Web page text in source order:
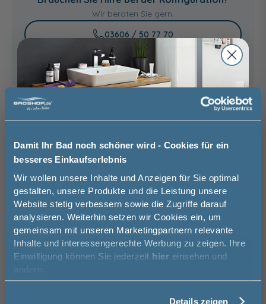
Damit Ihr Bad noch schöner wird - Cookies für ein
besseres Einkaufserlebnis
Wir wollen unsere Inhalte und Anzeigen für Sie optimal
gestalten, unsere Produkte und die Leistung unsere
Website stetig verbessern sowie die Zugriffe darauf
analysieren. Weiterhin setzen wir Cookies ein, um
gemeinsam mit unseren Marketingpartnern relevante
Inhalte und interessengerechte Werbung zu zeigen. Ihre
Einwilligung können Sie jederzeit hier einsehen und
ändern.
Details zeigen
367,00 €
Wir beraten Sie gern.
03606 / 50 77 70
Unsere Ausstellung besuchen
Basispreis 299,00 €
keine Optionen mit Aufpreis ausgewählt
Gesamtpreis
Versandkostenfrei innerhalb Deutschlands
Versand ins Ausland zzgl. Versandkosten
− +
In den Warenkorb
Jetzt 50 € sparen!
Melde Sie sich hier zu unserem
Newsletter an und sparen Sie
50€* auf Ihre Bestellung!